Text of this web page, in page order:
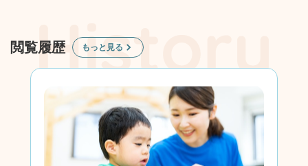
閲覧履歴 もっと見る